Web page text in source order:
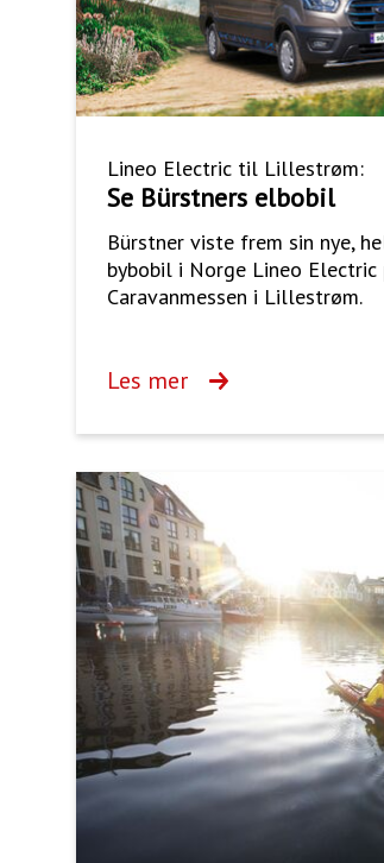
Lineo Electric til Lillestrøm:
Se Bürstners elbobil
Bürstner viste frem sin nye,
bybobil i Norge Lineo Electric
Caravanmessen i Lillestrøm.
Les mer